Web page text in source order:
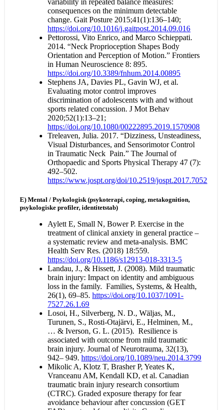
variability in repeated balance measures:
consequences on the minimum detectable
change. Gait Posture 2015;41(1):136–140;
https://doi.org/10.1016/j.gaitpost.2014.09.016
Pettorossi, Vito Enrico, and Marco Schieppati.
2014. “Neck Proprioception Shapes Body
Orientation and Perception of Motion.” Frontiers
in Human Neuroscience 8: 895.
https://doi.org/10.3389/fnhum.2014.00895
Stephens JA, Davies PL, Gavin WJ, et al.
Evaluating motor control improves
discrimination of adolescents with and without
sports related concussion. J Mot Behav
2020;52(1):13–21;
https://doi.org/10.1080/00222895.2019.1570908
Treleaven, Julia. 2017. “Dizziness, Unsteadiness,
Visual Disturbances, and Sensorimotor Control
in Traumatic Neck Pain.” The Journal of
Orthopaedic and Sports Physical Therapy 47 (7):
492–502.
https://www.jospt.org/doi/10.2519/jospt.2017.7052
E) Mental / Psykologisk (psykoterapi, coping, metakognition,
psykologiske profiler, identitetstab)
Aylett E, Small N, Bower P. Exercise in the
treatment of clinical anxiety in general practice –
a systematic review and meta-analysis. BMC
Health Serv Res. (2018) 18:559.
https://doi.org/10.1186/s12913-018-3313-5
Landau, J., & Hissett, J. (2008). Mild traumatic
brain injury: Impact on identity and ambiguous
loss in the family. Families, Systems, & Health,
26(1), 69–85.https://doi.org/10.1037/1091-
7527.26.1.69
Losoi, H., Silverberg, N. D., Wäljas, M.,
Turunen, S., Rosti-Otajärvi, E., Helminen, M.,
… & Iverson, G. L. (2015). Resilience is
associated with outcome from mild traumatic
brain injury. Journal of Neurotrauma, 32(13),
942– 949.https://doi.org/10.1089/neu.2014.3799
Mikolic A, Klotz T, Brasher P, Yeates K,
Vranceanu AM, Kendall KD, et al. Canadian
traumatic brain injury research consortium
(CTRC). Graded exposure therapy for fear
avoidance behaviour after concussion (GET